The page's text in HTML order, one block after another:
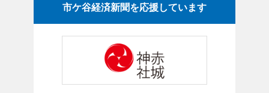
市ケ谷経済新聞を応援しています